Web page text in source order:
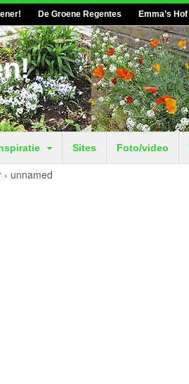
De Groene Regentes Emma’s Hof
Sites Foto/video
› unnamed